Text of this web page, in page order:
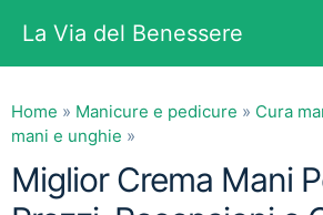
contenuto
La Via del Benessere
Home » Manicure e pedicure » Cura
mani e unghie »
Miglior Crema Mani